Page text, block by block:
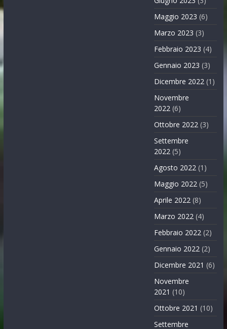
Maggio 2023 (6)
Marzo 2023 (3)
Febbraio 2023 (4)
Gennaio 2023 (3)
Dicembre 2022 (1)
Novembre
2022 (6)
Ottobre 2022 (3)
Settembre
2022 (5)
Agosto 2022 (1)
Maggio 2022 (5)
Aprile 2022 (8)
Marzo 2022 (4)
Febbraio 2022 (2)
Gennaio 2022 (2)
Dicembre 2021 (6)
Novembre
2021 (10)
Ottobre 2021 (10)
Settembre